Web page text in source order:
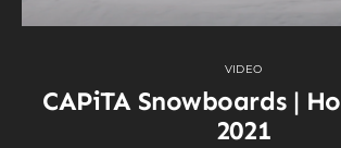
VIDEO
CAPiTA Snowboards |
2021